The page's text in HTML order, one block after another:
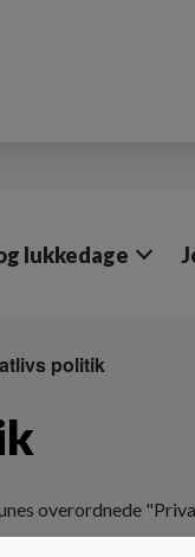
lukkedage
politik
overordnede